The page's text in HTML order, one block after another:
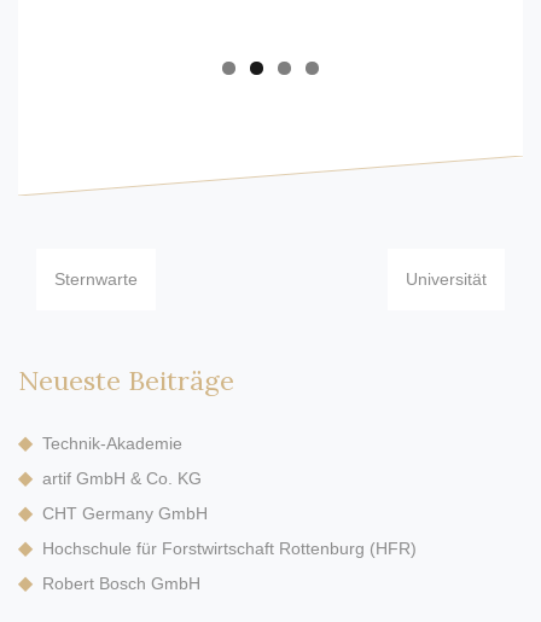
Beitragsnavigation
Sternwarte Universität
Neueste Beiträge
Technik-Akademie
artif GmbH & Co. KG
CHT Germany GmbH
Hochschule für Forstwirtschaft Rottenburg (HFR)
Robert Bosch GmbH